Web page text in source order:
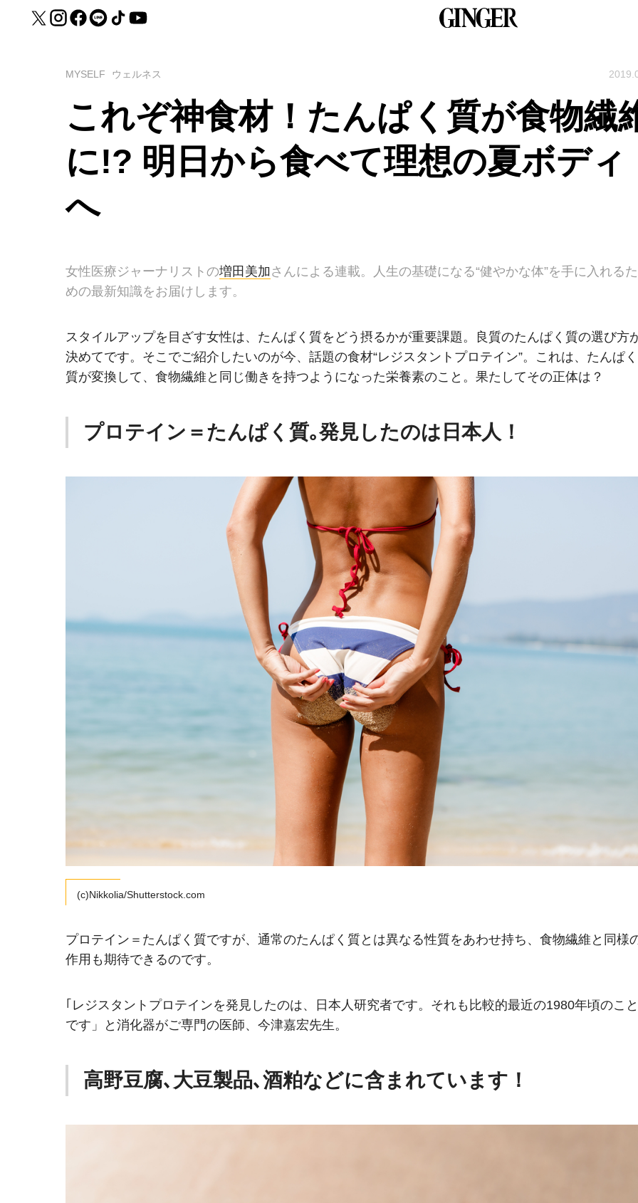
MYSELF ウェルネス
これぞ神食材！たんぱく質が食物繊
に!? 明日から食べて理想の夏ボディ
へ
女性医療ジャーナリストの増田美加さんによる連載。人生の基礎になる“健やかな体”を手に入れるた
めの最新知識をお届けします。
スタイルアップを目ざす女性は、たんぱく質をどう摂るかが重要課題。良質のたんぱく質の選び方
決めてです。そこでご紹介したいのが今、話題の食材“レジスタントプロテイン”。これは、たんぱく
質が変換して、食物繊維と同じ働きを持つようになった栄養素のこと。果たしてその正体は？
プロテイン＝たんぱく質｡発見したのは日本人！
(c)Nikkolia/Shutterstock.com
プロテイン＝たんぱく質ですが、通常のたんぱく質とは異なる性質をあわせ持ち、食物繊維と同様
作用も期待できるのです。
｢レジスタントプロテインを発見したのは、日本人研究者です。それも比較的最近の1980年頃のこと
です」と消化器がご専門の医師、今津嘉宏先生。
高野豆腐､大豆製品､酒粕などに含まれています！